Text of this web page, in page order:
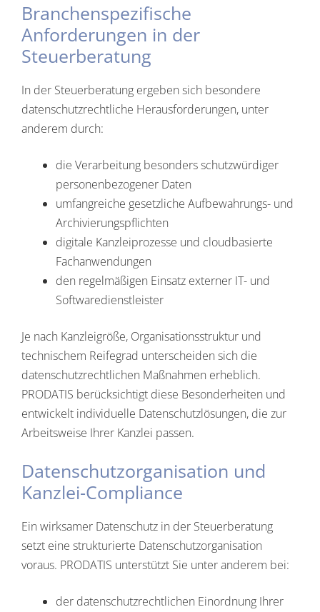
Branchenspezifische
Anforderungen in der
Steuerberatung
In der Steuerberatung ergeben sich besondere
datenschutzrechtliche Herausforderungen, unter
anderem durch:
die Verarbeitung besonders schutzwürdiger
personenbezogener Daten
umfangreiche gesetzliche Aufbewahrungs- und
Archivierungspflichten
digitale Kanzleiprozesse und cloudbasierte
Fachanwendungen
den regelmäßigen Einsatz externer IT- und
Softwaredienstleister
Je nach Kanzleigröße, Organisationsstruktur und
technischem Reifegrad unterscheiden sich die
datenschutzrechtlichen Maßnahmen erheblich.
PRODATIS berücksichtigt diese Besonderheiten und
entwickelt individuelle Datenschutzlösungen, die zur
Arbeitsweise Ihrer Kanzlei passen.
Datenschutzorganisation und
Kanzlei-Compliance
Ein wirksamer Datenschutz in der Steuerberatung
setzt eine strukturierte Datenschutzorganisation
voraus. PRODATIS unterstützt Sie unter anderem bei:
der datenschutzrechtlichen Einordnung Ihrer